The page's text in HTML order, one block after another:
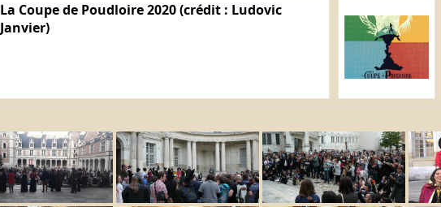
La Coupe de Poudloire 2020 (crédit : Ludovic
Janvier)